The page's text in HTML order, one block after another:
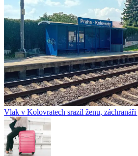
Vlak v Kolovratech srazil ženu,